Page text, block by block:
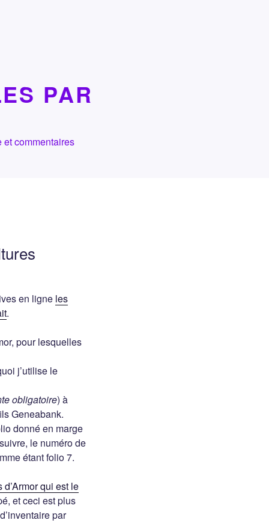
PAR
commentaires
en ligne les
.
pour lesquelles
j’utilise le
obligatoire) à
Geneabank.
donné en marge
le numéro de
étant folio 7.
d’Armor qui est le
et ceci est plus
par